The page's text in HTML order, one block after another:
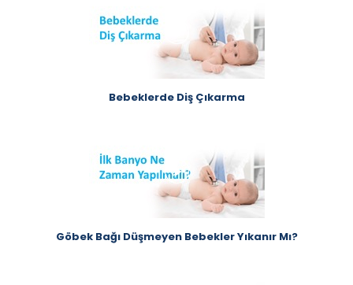
Bebeklerde Diş Çıkarma
Göbek Bağı Düşmeyen Bebekler Yıkanır Mı?